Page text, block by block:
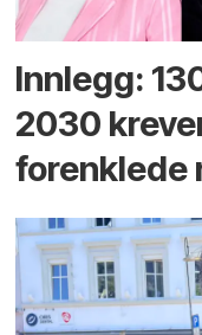
Innlegg:
2030
forenklede